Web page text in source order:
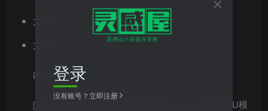
文件格式：zip
文件大小：49.28MB
内容简介：
[浙江]桃花源特色小镇景观规划设计方案（附全景SU模
登录
没有账号？立即注册